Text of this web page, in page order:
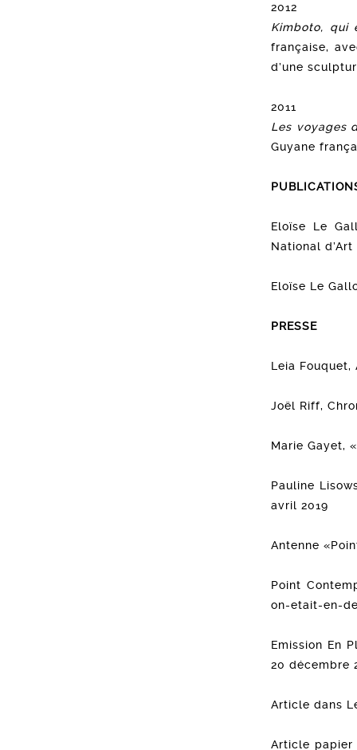
2012
Kimboto, qui
française,
d’une
2011
Les voyages
Guyane
Eloïse Le
National
Eloïse Le
PRESSE
Leia Fouquet,
Joël Riff,
Marie Gayet,
Pauline
avril 2019
Antenne
Point
on-etait-en-
Emission En
20 décembre
Article dans
Article papier